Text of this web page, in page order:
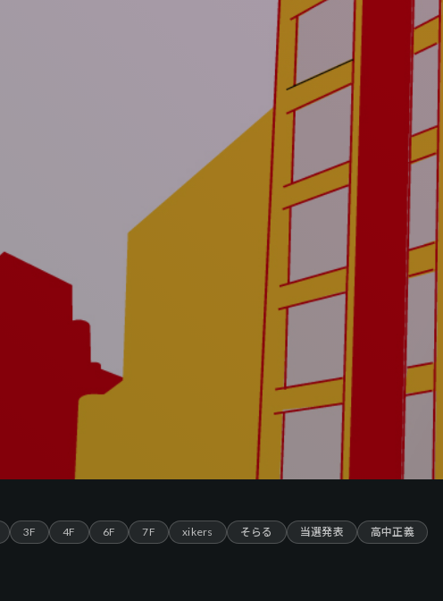
3F 4F 6F 7F xikers そらる 当選発表 高中正義